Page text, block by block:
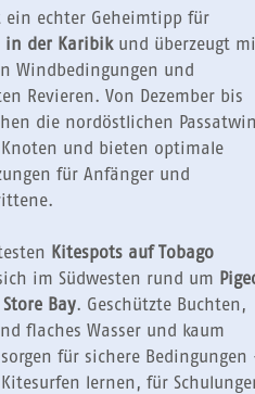
ein echter Geheimtipp für
in der Karibikund überzeugt
Windbedingungen und
Revieren. Von Dezember bis
die nordöstlichen
Knoten und bieten optimale
für Anfänger und
Kitespots auf Tobago
im Südwesten rund um
Store Bay. Geschützte Buchten,
flaches Wasser und kaum
für sichere Bedingungen
lernen, für